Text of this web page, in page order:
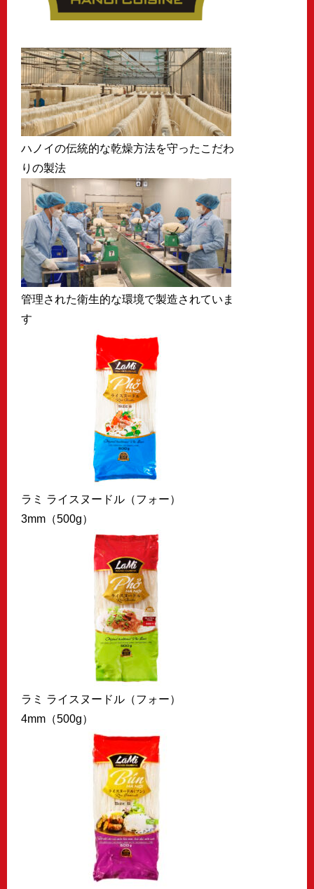
ハノイの伝統的な乾燥方法を守ったこだわ
りの製法
管理された衛生的な環境で製造されていま
す
ラミ ライスヌードル（フォー）
3mm（500g）
ラミ ライスヌードル（フォー）
4mm（500g）